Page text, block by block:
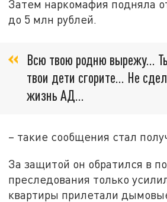
Затем наркомафия подняла
до 5 млн рублей.
Всю твою родню вырежу…
твои дети сгорите… Не
жизнь АД…
– такие сообщения стал
За защитой он обратился в
преследования только
квартиры прилетали